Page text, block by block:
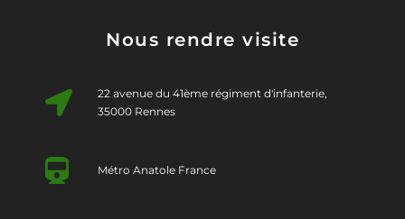
Nous rendre visite
22 avenue du 41ème régiment d'infanterie,
35000 Rennes
Métro Anatole France